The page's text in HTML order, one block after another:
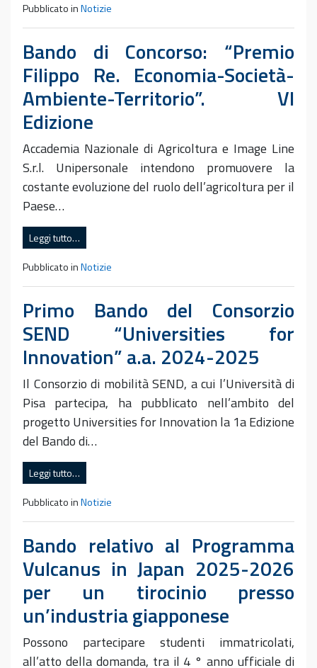
Pubblicato inNotizie
Bando di Concorso: “Premio
Filippo Re. Economia-Società-
Ambiente-Territorio”. VI
Edizione
Accademia Nazionale di Agricoltura e Image Line
S.r.l. Unipersonale intendono promuovere la
costante evoluzione del ruolo dell’agricoltura per il
Paese…
Leggi tutto…
Pubblicato inNotizie
Primo Bando del Consorzio
SEND “Universities for
Innovation” a.a. 2024-2025
Il Consorzio di mobilità SEND, a cui l’Università di
Pisa partecipa, ha pubblicato nell’ambito del
progetto Universities for Innovation la 1a Edizione
del Bando di…
Leggi tutto…
Pubblicato inNotizie
Bando relativo al Programma
Vulcanus in Japan 2025-2026
per un tirocinio presso
un’industria giapponese
Possono partecipare studenti immatricolati,
all’atto della domanda, tra il 4 ° anno ufficiale di